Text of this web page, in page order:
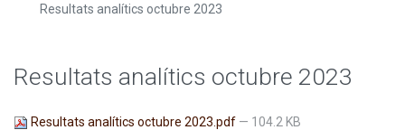
Resultats analítics octubre 2023
Resultats analítics octubre 2023
Resultats analítics octubre 2023.pdf — 104.2 KB